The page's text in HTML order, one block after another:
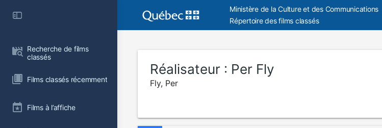
Recherche de films
classés
Films classés récemment
Films à l’affiche
Ministère de la Culture et des Communications
Répertoire des films classés
Réalisateur : Per Fly
Fly, Per